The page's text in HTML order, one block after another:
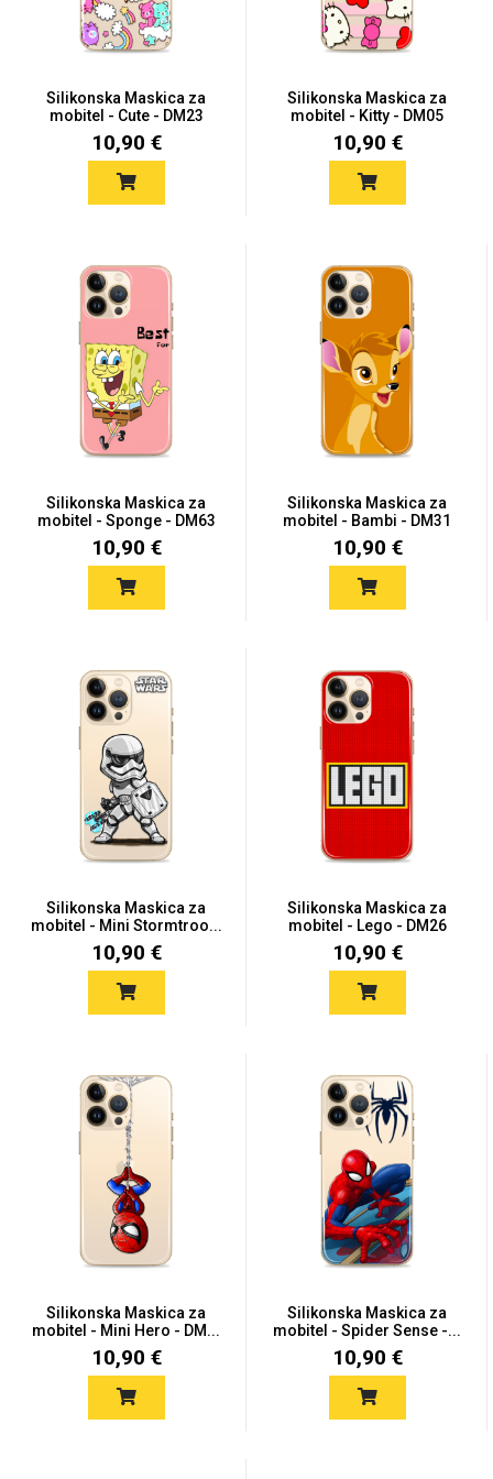
Silikonska Maskica za
mobitel - Cute - DM23
10,90 €
Silikonska Maskica za
mobitel - Kitty - DM05
10,90 €
Silikonska Maskica za
mobitel - Sponge - DM63
10,90 €
Silikonska Maskica za
mobitel - Bambi - DM31
10,90 €
Silikonska Maskica za
mobitel - Mini Stormtroo...
10,90 €
Silikonska Maskica za
mobitel - Lego - DM26
10,90 €
Silikonska Maskica za
mobitel - Mini Hero - DM...
10,90 €
Silikonska Maskica za
mobitel - Spider Sense -...
10,90 €
Sleng Feel Good
Životinjsko carstvo
Quotes Collection
Zodiac
Doodles Apstraktni motivi
Monogrami Dječji motivi
Univerzalne futrole i
maskice
Preklopne maskice